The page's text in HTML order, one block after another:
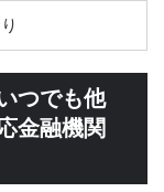
つでも他
金融機関